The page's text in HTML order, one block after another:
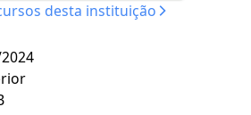
desta instituição